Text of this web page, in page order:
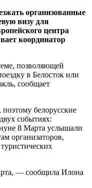
организованные
визу для
центра
координатор
позволяющей
в Белосток или
сообщает
поэтому белорусские
событиях:
8 Марта услышали
организаторов,
— сообщила Илона